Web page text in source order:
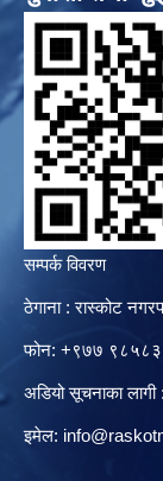
सम्पर्क विवरण
ठेगाना : रास्कोट
फोन: +९७७
अडियो सूचनाका
इमेल: